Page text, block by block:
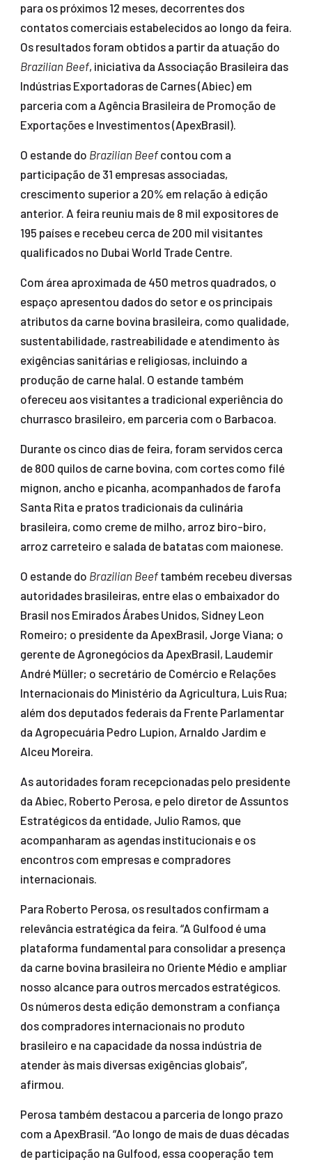
para os próximos 12 meses, decorrentes dos
contatos comerciais estabelecidos ao longo da feira.
Os resultados foram obtidos a partir da atuação do
Brazilian Beef, iniciativa da Associação Brasileira das
Indústrias Exportadoras de Carnes (Abiec) em
parceria com a Agência Brasileira de Promoção de
Exportações e Investimentos (ApexBrasil).
O estande do Brazilian Beefcontou com a
participação de 31 empresas associadas,
crescimento superior a 20% em relação à edição
anterior. A feira reuniu mais de 8 mil expositores de
195 países e recebeu cerca de 200 mil visitantes
qualificados no Dubai World Trade Centre.
Com área aproximada de 450 metros quadrados, o
espaço apresentou dados do setor e os principais
atributos da carne bovina brasileira, como qualidade,
sustentabilidade, rastreabilidade e atendimento às
exigências sanitárias e religiosas, incluindo a
produção de carne halal. O estande também
ofereceu aos visitantes a tradicional experiência do
churrasco brasileiro, em parceria com o Barbacoa.
Durante os cinco dias de feira, foram servidos cerca
de 800 quilos de carne bovina, com cortes como filé
mignon, ancho e picanha, acompanhados de farofa
Santa Rita e pratos tradicionais da culinária
brasileira, como creme de milho, arroz biro-biro,
arroz carreteiro e salada de batatas com maionese.
O estande do Brazilian Beeftambém recebeu diversas
autoridades brasileiras, entre elas o embaixador do
Brasil nos Emirados Árabes Unidos, Sidney Leon
Romeiro; o presidente da ApexBrasil, Jorge Viana; o
gerente de Agronegócios da ApexBrasil, Laudemir
André Müller; o secretário de Comércio e Relações
Internacionais do Ministério da Agricultura, Luis Rua;
além dos deputados federais da Frente Parlamentar
da Agropecuária Pedro Lupion, Arnaldo Jardim e
Alceu Moreira.
As autoridades foram recepcionadas pelo presidente
da Abiec, Roberto Perosa, e pelo diretor de Assuntos
Estratégicos da entidade, Julio Ramos, que
acompanharam as agendas institucionais e os
encontros com empresas e compradores
internacionais.
Para Roberto Perosa, os resultados confirmam a
relevância estratégica da feira. “A Gulfood é uma
plataforma fundamental para consolidar a presença
da carne bovina brasileira no Oriente Médio e ampliar
nosso alcance para outros mercados estratégicos.
Os números desta edição demonstram a confiança
dos compradores internacionais no produto
brasileiro e na capacidade da nossa indústria de
atender às mais diversas exigências globais”,
afirmou.
Perosa também destacou a parceria de longo prazo
com a ApexBrasil. “Ao longo de mais de duas décadas
de participação na Gulfood, essa cooperação tem